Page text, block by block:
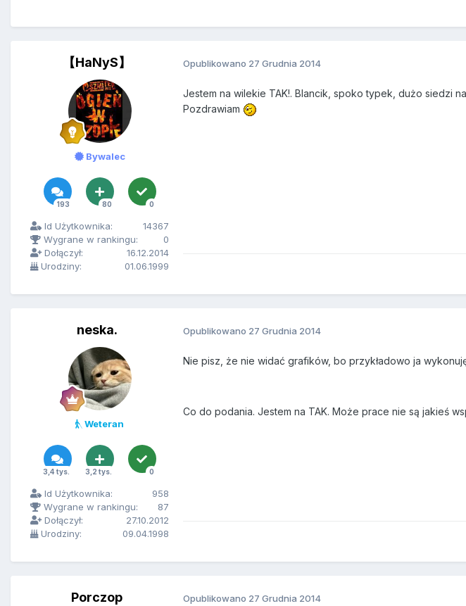
【HaNyS】
Bywalec
193 80 0
Id Użytkownika:
14367
Wygrane w rankingu:
0
Dołączył:
16.12.2014
Urodziny:
01.06.1999
Opublikowano 27 Grudnia 2014
Jestem na wilekie TAK!. Blancik, spoko typek, dużo siedzi
Pozdrawiam
neska.
Weteran
3,4 tys. 3,2 tys. 0
Id Użytkownika:
958
Wygrane w rankingu:
87
Dołączył:
27.10.2012
Urodziny:
09.04.1998
Opublikowano 27 Grudnia 2014
Nie pisz, że nie widać grafików, bo przykładowo ja
Co do podania. Jestem na TAK. Może prace nie są jakieś
Porczop Opublikowano 27 Grudnia 2014